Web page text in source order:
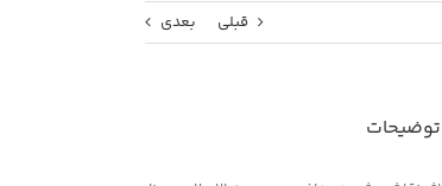
قبلی بعدی
توضیحات